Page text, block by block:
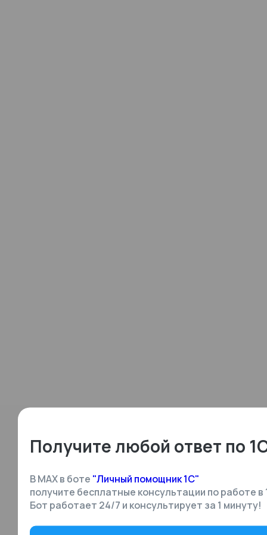
Получите любой ответ по
В MAX в боте "Личный помощник 1С"
получите бесплатные консультации по работе в
Бот работает 24/7 и консультирует за 1 минуту!